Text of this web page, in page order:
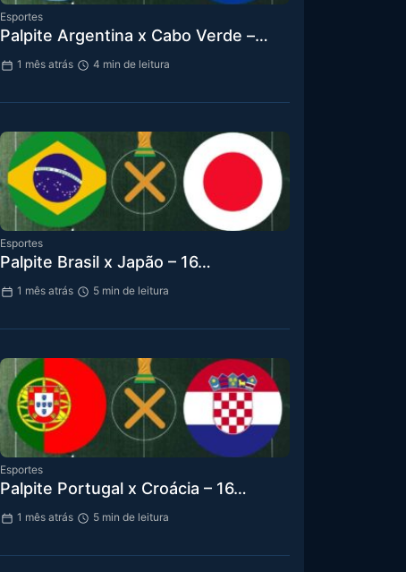
Esportes
Palpite Argentina x Cabo Verde –…
1 mês atrás 4 min de leitura
Esportes
Palpite Brasil x Japão – 16…
1 mês atrás 5 min de leitura
Esportes
Palpite Portugal x Croácia – 16…
1 mês atrás 5 min de leitura